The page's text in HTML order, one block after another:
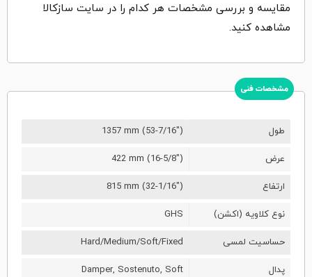
مقایسه و بررسی مشخصات هر کدام را در سایت سازکالا
مشاهده کنید.
مشخصات فنی
طول 1357 mm (53-7/16")
عرض 422 mm (16-5/8")
ارتفاع 815 mm (32-1/16")
نوع کلاویه (اکشن) GHS
حساسیت لمسی Hard/Medium/Soft/Fixed
پدال Damper, Sostenuto, Soft